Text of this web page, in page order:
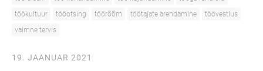
töökultuur
tööotsing töörõõm töötajate arendamine
töövestlus
vaimne tervis
19. JAANUAR 2021